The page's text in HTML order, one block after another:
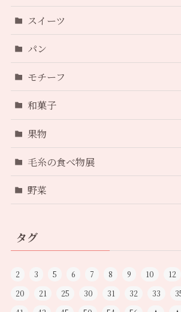
スイーツ
パン
モチーフ
和菓子
果物
毛糸の食べ物展
野菜
タグ
2 3 5 6 7 8 9 10 12
20
21 25 30 31 32 33